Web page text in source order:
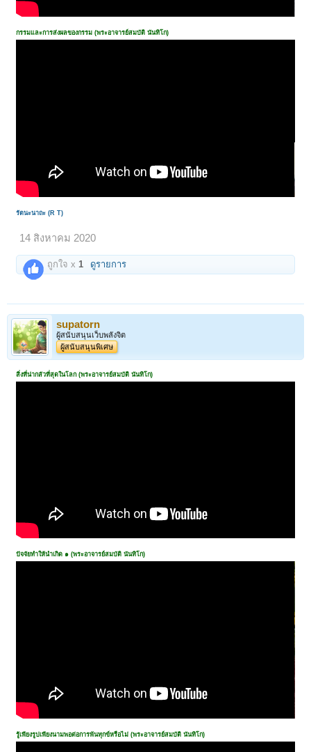
กรรมและการส่งผลของกรรม (พระอาจารย์สมบัติ นันทิโก)
รัตนะนาถะ (R T)
14 สิงหาคม 2020
ถูกใจ x1 ดูรายการ
supatorn
ผู้สนับสนุนเว็บพลังจิต
ผู้สนับสนุนพิเศษ
สิ่งที่น่ากลัวที่สุดในโลก (พระอาจารย์สมบัติ นันทิโก)
ปัจจัยทำให้นำเกิด ๑ (พระอาจารย์สมบัติ นันทิโก)
รู้เพียงรูปเพียงนามพอต่อการพ้นทุกข์หรือไม่ (พระอาจารย์สมบัติ นันทิโก)